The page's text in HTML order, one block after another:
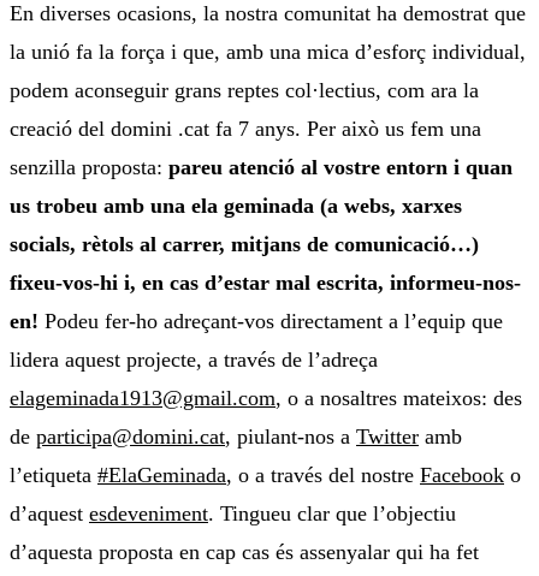
En diverses ocasions, la nostra comunitat ha demostrat que
la unió fa la força i que, amb una mica d’esforç individual,
podem aconseguir grans reptes col·lectius, com ara la
creació del domini .cat fa 7 anys. Per això us fem una
senzilla proposta: pareu atenció al vostre entorn i quan
us trobeu amb una ela geminada (a webs, xarxes
socials, rètols al carrer, mitjans de comunicació…)
fixeu-vos-hi i, en cas d’estar mal escrita, informeu-nos-
en! Podeu fer-ho adreçant-vos directament a l’equip que
lidera aquest projecte, a través de l’adreça
elageminada1913@gmail.com, o a nosaltres mateixos: des
de participa@domini.cat, piulant-nos a Twitter amb
l’etiqueta #ElaGeminada, o a través del nostre Facebook o
d’aquest esdeveniment. Tingueu clar que l’objectiu
d’aquesta proposta en cap cas és assenyalar qui ha fet